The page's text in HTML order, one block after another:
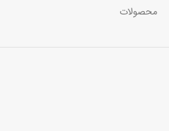
محصولات